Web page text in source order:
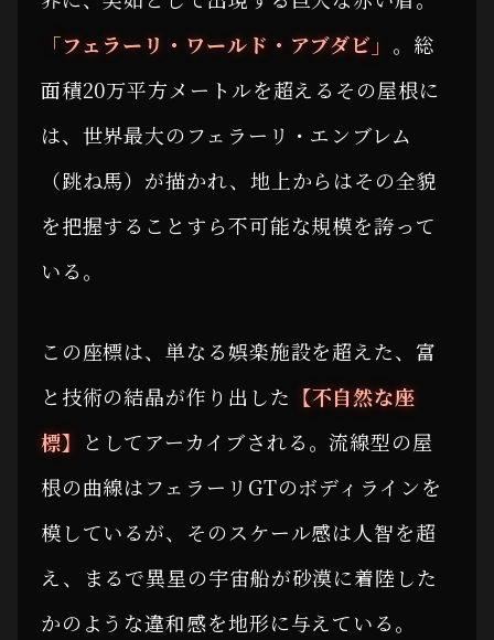
「フェラーリ・ワールド・アブダビ」 。総
面積20万平方メートルを超えるその屋根に
は、世界最大のフェラーリ・エンブレム
（跳ね馬）が描かれ、地上からはその全貌
を把握することすら不可能な規模を誇って
いる。
この座標は、単なる娯楽施設を超えた、富
と技術の結晶が作り出した 【不自然な座
標】
としてアーカイブされる。流線型の屋
根の曲線はフェラーリGTのボディラインを
模しているが、そのスケール感は人智を超
え、まるで異星の宇宙船が砂漠に着陸した
かのような違和感を地形に与えている。